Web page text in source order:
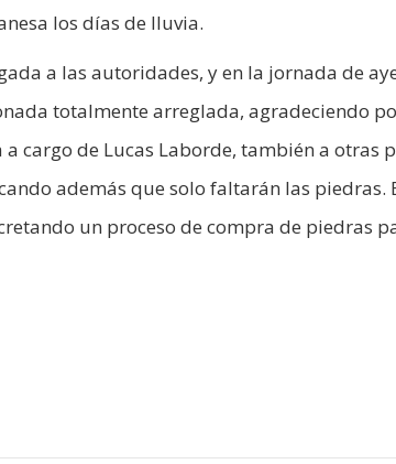
los días de lluvia.
a las autoridades, y en la jornada de
totalmente arreglada, agradeciendo
cargo de Lucas Laborde, también a otras
además que solo faltarán las piedras.
un proceso de compra de piedras